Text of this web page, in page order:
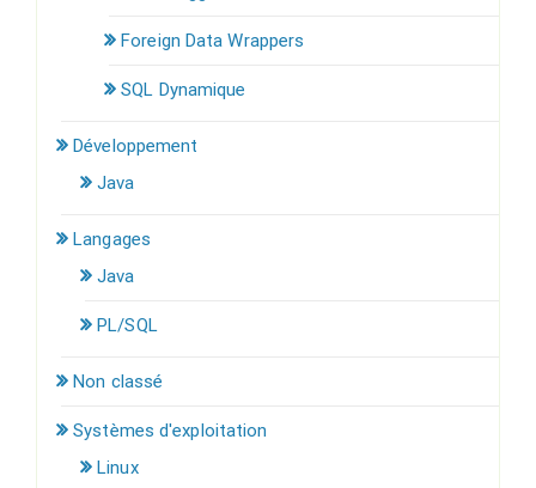
Foreign Data Wrappers
SQL Dynamique
Développement
Java
Langages
Java
PL/SQL
Non classé
Systèmes d'exploitation
Linux